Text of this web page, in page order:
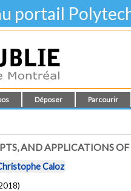
portail
Déposer Parcourir
AND APPLICATIONS
Caloz